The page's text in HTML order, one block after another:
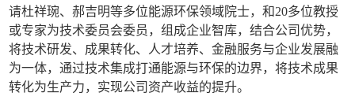
请杜祥琬、郝吉明等多位能源环保领域院士，和20多位教授
或专家为技术委员会委员，组成企业智库，结合公司优势，
将技术研发、成果转化、人才培养、金融服务与企业发展融
为一体，通过技术集成打通能源与环保的边界，将技术成果
转化为生产力，实现公司资产收益的提升。